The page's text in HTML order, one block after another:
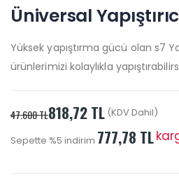
Üniversal
Yüksek yapıştırma gücü olan s7
ürünlerimizi kolaylıkla
47.600 TL818,72 TL (KDV Dahil)
Sepette %5 indirim 777,78 TL